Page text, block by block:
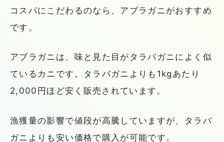
コスパにこだわるのなら、アブラガニがおすすめ
です。
アブラガニは、味と見た目がタラバガニによく似
ているカニです。タラバガニよりも1kgあたり
2,000円ほど安く販売されています。
漁獲量の影響で値段が高騰していますが、タラバ
ガニよりも安い価格で購入が可能です。